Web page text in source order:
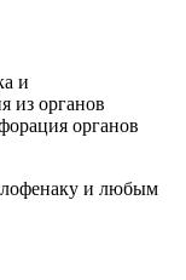
и
из органов
органов
и любым